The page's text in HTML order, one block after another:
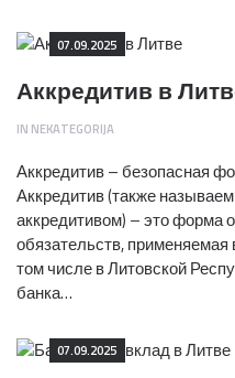
07.09.2025
Аккредитив в
IN NEKATEGORIJA
Аккредитив – безопасная
Аккредитив (также
аккредитивом) – это форма
обязательств,
том числе в Литовской
банка…
07.09.2025